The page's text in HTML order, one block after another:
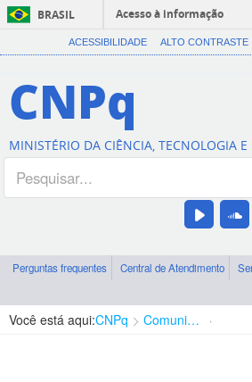
BRASIL
Acesso à informação
ACESSIBILIDADE ALTO CONTRASTE
CNPq
MINISTÉRIO DA CIÊNCIA, TECNOLOGIA E
Perguntas frequentes Central de Atendimento
Você está aqui:CNPq Comunicação